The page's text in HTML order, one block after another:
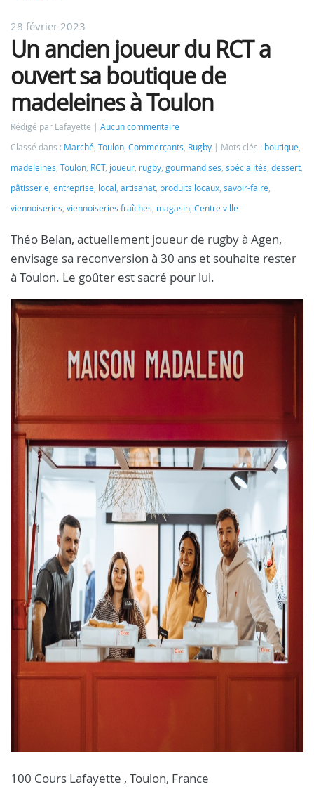
28 février 2023
Un ancien joueur du RCT a
ouvert sa boutique de
madeleines à Toulon
Rédigé par Lafayette
Aucun commentaire
Classé dans : Marché, Toulon, Commerçants, Rugby Mots clés : boutique,
madeleines, Toulon, RCT, joueur, rugby, gourmandises, spécialités, dessert,
pâtisserie, entreprise, local , artisanat, produits locaux, savoir-faire,
viennoiseries, viennoiseries fraîches, magasin, Centre ville
Théo Belan, actuellement joueur de rugby à Agen,
envisage sa reconversion à 30 ans et souhaite rester
à Toulon. Le goûter est sacré pour lui.
100 Cours Lafayette , Toulon, France